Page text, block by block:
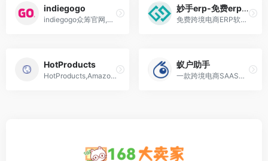
indiegogo
indiegogo众筹官网,美国第二大的众筹网站
妙手erp-免费erp软件
免费跨境电商ERP软件，超60万跨境卖家的共同选择，支持Shopee、Lazada、TikTok、TEMU、OZON、Wildberries等28+主流电商平台多店铺
HotProducts
HotProducts,Amazon,独立站电商,eBay,shopify等选品工具
蚁户助手
一款跨境电商SAAS系统，实现了PC端、移动端、浏览器插件全覆盖。可实现运营分析、数据分析、财务管理、库存管理、CRM管理、选品分析、智能广告、自动化运营等完整功能覆盖。帮助卖家在选品，销售、广告投放等方面进行技术与数据赋能，有效进行数据引流、业绩提升及成本控制。